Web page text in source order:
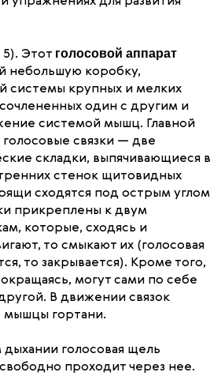
5). Этот голосовой аппарат
небольшую коробку,
системы крупных и мелких
один с другим и
системой мышц. Главной
связки — две
складки, выпячивающиеся в
стенок щитовидных
сходятся под острым углом
прикреплены к двум
которые, сходясь и
то смыкают их (голосовая
то закрывается). Кроме того,
могут сами по себе
В движении связок
мышцы гортани.
голосовая щель
проходит через нее.